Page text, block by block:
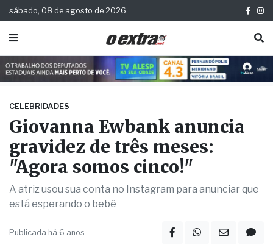
sábado, 08 de agosto de 2026
CELEBRIDADES
Giovanna Ewbank anuncia
gravidez de três meses:
"Agora somos cinco!"
A atriz usou sua conta no Instagram para anunciar que
está esperando o bebê
Publicada há 6 anos